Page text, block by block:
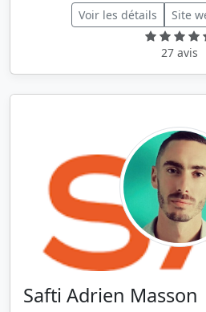
Voir les détails Site
27 avis
Safti Adrien Masson